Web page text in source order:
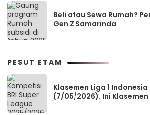
Beli atau Sewa Rumah?
Gen Z Samarinda
PESUT ETAM
Klasemen Liga 1 Indonesia
(7/05/2026). Ini Klasemen